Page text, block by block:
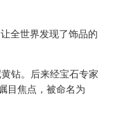
全世界发现了饰品的
钻。后来经宝石专家
目焦点，被命名为